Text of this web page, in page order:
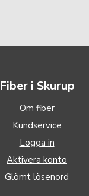
Fiber i Skurup
Om fiber
Kundservice
Logga in
Aktivera konto
Glömt lösenord